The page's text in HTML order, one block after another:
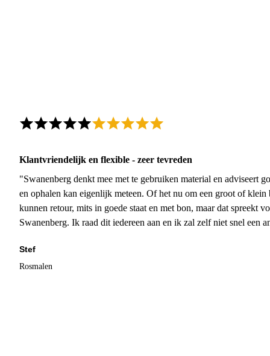
Klantvriendelijk en flexible - zeer tevreden
"Swanenberg denkt mee met te gebruiken material en adviseert
en ophalen kan eigenlijk meteen. Of het nu om een groot of
kunnen retour, mits in goede staat en met bon, maar dat spreekt
Swanenberg. Ik raad dit iedereen aan en ik zal zelf niet snel een
Stef
Rosmalen